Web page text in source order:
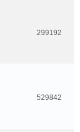
299192
529842